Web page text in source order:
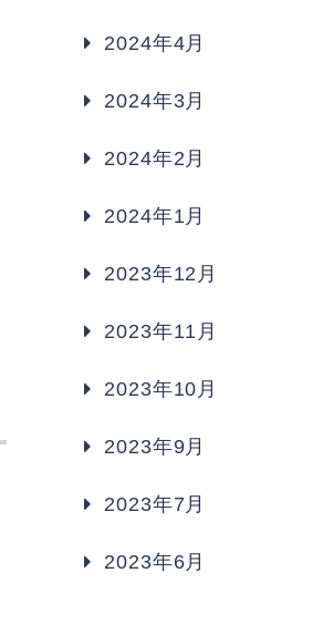
2024年4月
2024年3月
2024年2月
2024年1月
2023年12月
2023年11月
2023年10月
2023年9月
2023年7月
2023年6月